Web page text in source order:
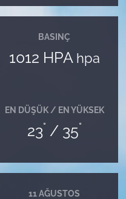
BASINÇ
1012 HPA hpa
EN DÜŞÜK / EN YÜKSEK
23° / 35°
11 AĞUSTOS